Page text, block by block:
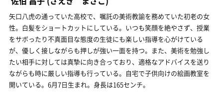
矢口八虎の通っていた高校で、嘱託の美術教諭を務めていた初老の女
性。白髪をショートカットにしている。いつも笑顔を絶やさず、授業
をサボったり不真面目な態度の生徒にも楽しい指導を心がけている
が、優しく接しながらも押しが強い一面を持つ。また、美術を勉強し
たい相手に対しては真摯に向き合っており、適格なアドバイスを送り
ながらも時に厳しい指導も行っている。自宅で子供向けの絵画教室を
開いている。6月7日生まれ。身長は165センチ。